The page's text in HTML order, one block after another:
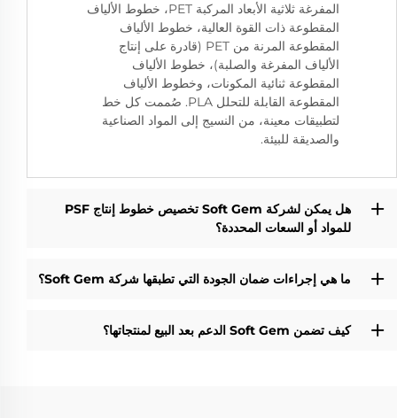
المفرغة ثلاثية الأبعاد المركبة PET، خطوط الألياف
المقطوعة ذات القوة العالية، خطوط الألياف
المقطوعة المرنة من PET (قادرة على إنتاج
الألياف المفرغة والصلبة)، خطوط الألياف
المقطوعة ثنائية المكونات، وخطوط الألياف
المقطوعة القابلة للتحلل PLA. صُممت كل خط
لتطبيقات معينة، من النسيج إلى المواد الصناعية
والصديقة للبيئة.
هل يمكن لشركة Soft Gem تخصيص خطوط إنتاج PSF
للمواد أو السعات المحددة؟
ما هي إجراءات ضمان الجودة التي تطبقها شركة Soft Gem؟
كيف تضمن Soft Gem الدعم بعد البيع لمنتجاتها؟